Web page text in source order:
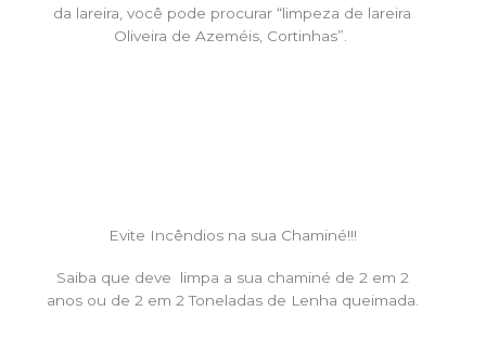
da lareira, você pode procurar “limpeza de lareira
Oliveira de Azeméis, Cortinhas”.
Evite Incêndios na sua Chaminé!!!
Saiba que deve limpa a sua chaminé de 2 em 2
anos ou de 2 em 2 Toneladas de Lenha queimada.